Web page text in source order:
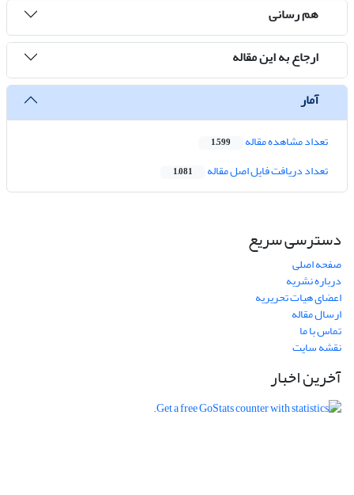
هم رسانی
ارجاع به این مقاله
آمار
تعداد مشاهده مقاله 1,599
تعداد دریافت فایل اصل مقاله 1,081
دسترسی سریع
صفحه اصلی
درباره نشریه
اعضای هیات تحریریه
ارسال مقاله
تماس با ما
نقشه سایت
آخرین اخبار